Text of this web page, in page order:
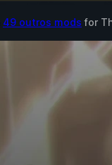
49 outros mods for